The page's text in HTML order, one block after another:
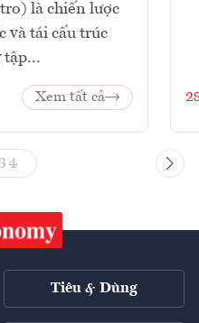
là chiến lược
và tái cấu trúc
tập...
Xem tất cả
4
Tiêu & Dùng